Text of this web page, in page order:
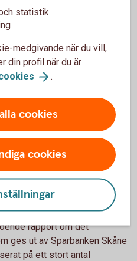
med en
som Malmöområdet och
ifjol, men det är
medan
heller inte fullt
under de senaste
i sin
rapport om det
ges ut av Sparbanken Skåne
på ett stort antal
statistik
medgivande när du vill,
din profil när du är
.
cookies
cookies